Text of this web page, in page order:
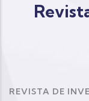
REVISTA DE